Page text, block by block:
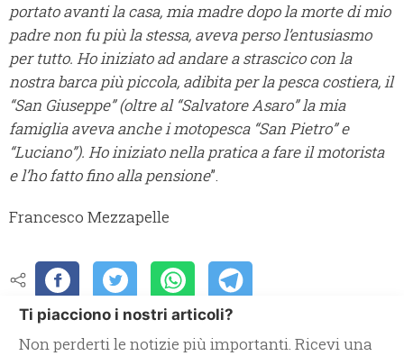
portato avanti la casa, mia madre dopo la morte di mio
padre non fu più la stessa, aveva perso l’entusiasmo
per tutto. Ho iniziato ad andare a strascico con la
nostra barca più piccola, adibita per la pesca costiera, il
“San Giuseppe” (oltre al “Salvatore Asaro” la mia
famiglia aveva anche i motopesca “San Pietro” e
“Luciano”). Ho iniziato nella pratica a fare il motorista
e l’ho fatto fino alla pensione”.
Francesco Mezzapelle
Ti piacciono i nostri articoli?
Non perderti le notizie più importanti. Ricevi una